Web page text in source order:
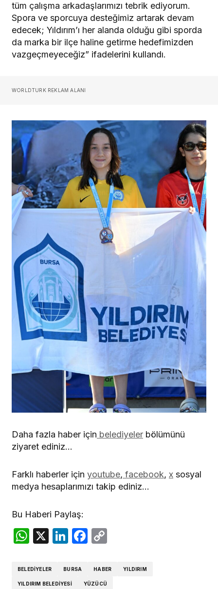
tüm çalışma arkadaşlarımızı tebrik ediyorum.
Spora ve sporcuya desteğimiz artarak devam
edecek; Yıldırım’ı her alanda olduğu gibi sporda
da marka bir ilçe haline getirme hedefimizden
vazgeçmeyeceğiz” ifadelerini kullandı.
WORLDTURK REKLAM ALANI
Daha fazla haber için belediyeler bölümünü
ziyaret ediniz…
Farklı haberler için youtube, facebook, x sosyal
medya hesaplarımızı takip ediniz…
Bu Haberi Paylaş:
WhatsApp
X LinkedIn
Facebook
BELEDIYELER BURSA HABER YILDIRIM
YILDIRIM BELEDIYESI YÜZÜCÜ